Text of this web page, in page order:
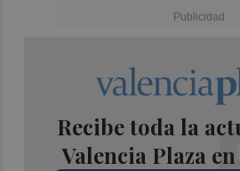
Recibe toda la
Valencia Plaza